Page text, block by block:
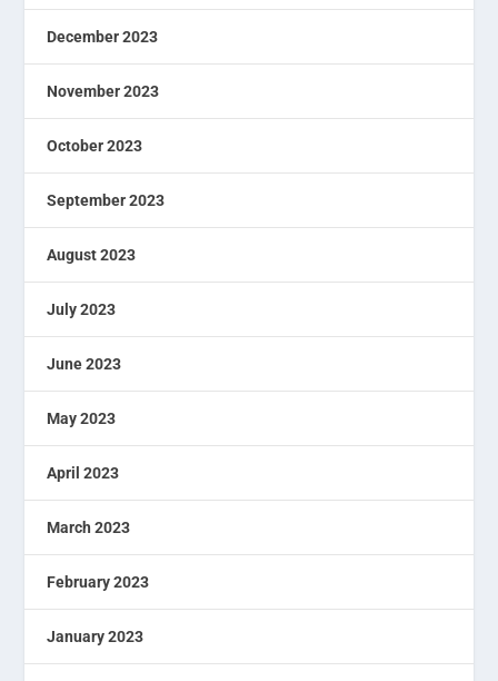
December 2023
November 2023
October 2023
September 2023
August 2023
July 2023
June 2023
May 2023
April 2023
March 2023
February 2023
January 2023